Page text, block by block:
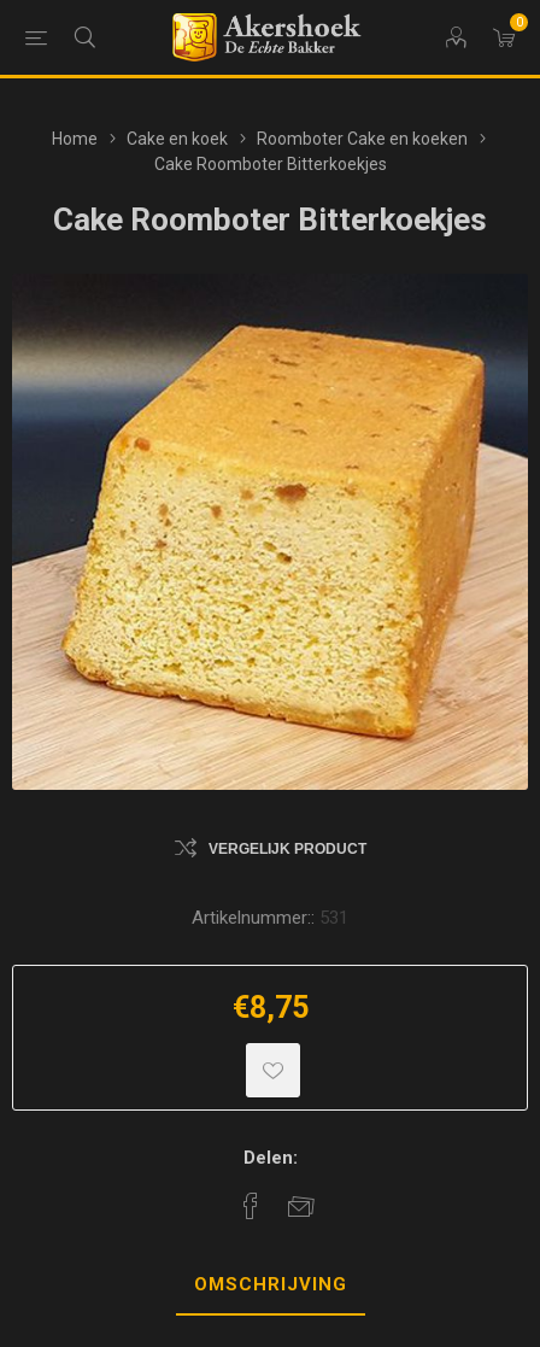
0
Home Cake en koek
Roomboter Cake en koeken
Cake Roomboter Bitterkoekjes
Cake Roomboter Bitterkoekjes
VERGELIJK PRODUCT
Artikelnummer:: 531
€8,75
Delen:
OMSCHRIJVING